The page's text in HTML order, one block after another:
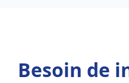
Besoin de